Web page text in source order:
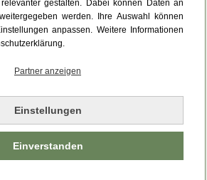
gestalten. Dabei können Daten an
werden. Ihre Auswahl können
anpassen. Weitere Informationen
Partner anzeigen
Einstellungen
Einverstanden
Fehler aufgetreten.
Sie die Seite neu.